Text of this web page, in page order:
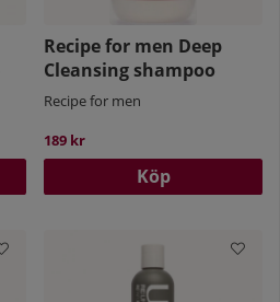
Recipe for men Deep
Cleansing shampoo
Recipe for men
189 kr
Köp